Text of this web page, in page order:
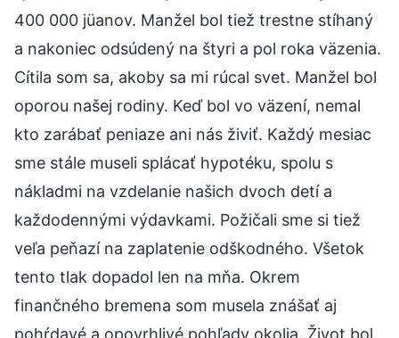
400 000 jüanov. Manžel bol tiež trestne stíhaný
a nakoniec odsúdený na štyri a pol roka väzenia.
Cítila som sa, akoby sa mi rúcal svet. Manžel bol
oporou našej rodiny. Keď bol vo väzení, nemal
kto zarábať peniaze ani nás živiť. Každý mesiac
sme stále museli splácať hypotéku, spolu s
nákladmi na vzdelanie našich dvoch detí a
každodennými výdavkami. Požičali sme si tiež
veľa peňazí na zaplatenie odškodného. Všetok
tento tlak dopadol len na mňa. Okrem
finančného bremena som musela znášať aj
pohŕdavé a opovrhlivé pohľady okolia. Život bol